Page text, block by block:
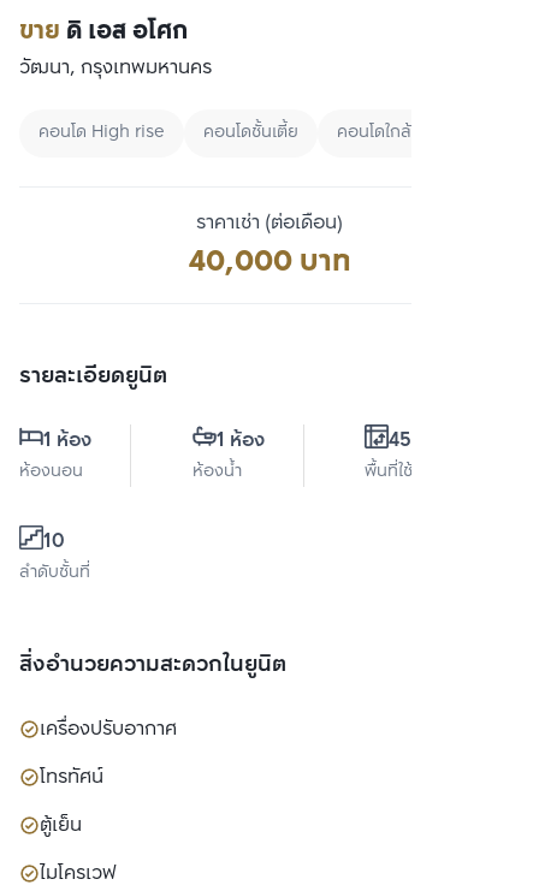
ขาย ดิ เอส อโศก
วัฒนา, กรุงเทพมหานคร
คอนโด High rise คอนโดชั้นเตี้ย คอนโดใกล้ MRT
ราคาเช่า (ต่อเดือน)
40,000 บาท
รายละเอียดยูนิต
1 ห้อง
ห้องนอน
1 ห้อง
ห้องน้ำ
45.7 ตร.ม.
พื้นที่ใช้สอย
10
ลำดับชั้นที่
สิ่งอำนวยความสะดวกในยูนิต
เครื่องปรับอากาศ
โทรทัศน์
ตู้เย็น
ไมโครเวฟ